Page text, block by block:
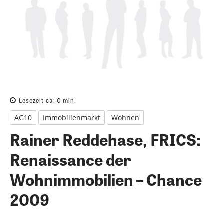
Lesezeit ca: 0 min.
AG10 Immobilienmarkt Wohnen
Rainer Reddehase, FRICS:
Renaissance der
Wohnimmobilien – Chance
2009